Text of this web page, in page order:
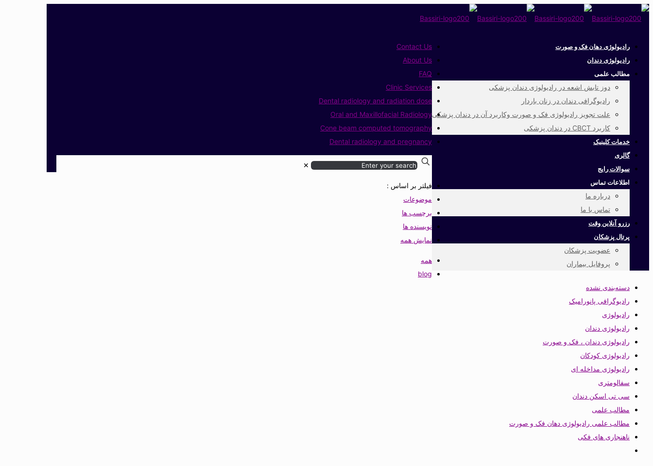
رادیولوژی دهان فک و صورت
رادیولوژی دندان
مطالب علمی
دوز تابش اشعه در رادیولوژی دندان پزشکی
رادیوگرافی دندان در زنان باردار
علت تجویز رادیولوژی فک و صورت وکاربرد آن در دندان پزشکی
کاربرد CBCT در دندان پزشکی
خدمات کلینیک
گالری
سوالات رایج
اطلاعات تماس
درباره ما
تماس با ما
رزرو آنلاین وقت
پرتال پزشکان
عضویت پزشکان
پروفایل بیماران
Contact Us
About Us
FAQ
Clinic Services
Dental radiology and radiation dose
Oral and Maxillofacial Radiology
Cone beam computed tomography
Dental radiology and pregnancy
✕
فیلتر بر اساس :
موضوعات
برچسب ها
نویسنده ها
نمایش همه
همه
blog
دسته‌بندی نشده
رادیوگرافی پانورامیک
رادیولوژی
رادیولوژی دندان
رادیولوژی دندان ، فک و صورت
رادیولوژی کودکان
رادیولوژی مداخله ای
سفالومتری
سی تی اسکن دندان
مطالب علمی
مطالب علمی رادیولوژی دهان فک و صورت
ناهنجاری های فکی